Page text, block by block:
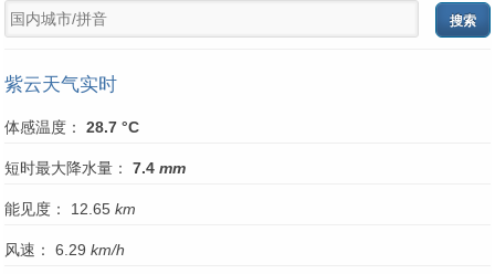
紫云天气实时
体感温度： 28.7 °C
短时最大降水量： 7.4 mm
能见度： 12.65 km
风速： 6.29 km/h